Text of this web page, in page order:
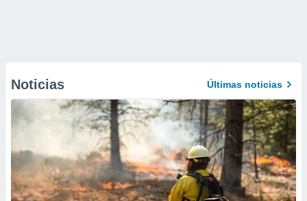
Noticias Últimas noticias